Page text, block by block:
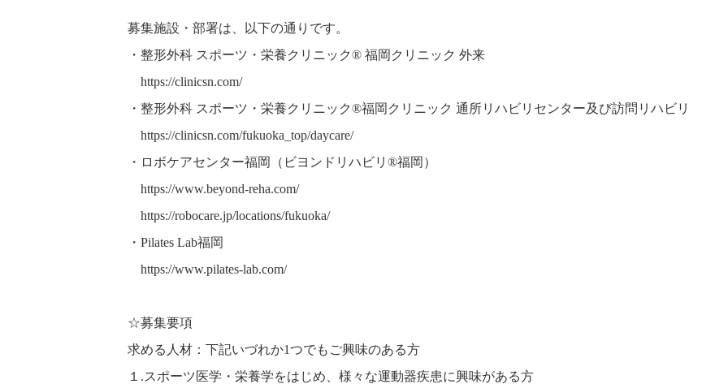
募集施設・部署は、以下の通りです。
・整形外科 スポーツ・栄養クリニック®︎ 福岡クリニック 外来
https://clinicsn.com/
・整形外科 スポーツ・栄養クリニック®︎福岡クリニック 通所リハビリセンター及び訪問リハビリ
https://clinicsn.com/fukuoka_top/daycare/
・ロボケアセンター福岡（ビヨンドリハビリ®︎福岡）
https://www.beyond-reha.com/
https://robocare.jp/locations/fukuoka/
・Pilates Lab福岡
https://www.pilates-lab.com/
☆募集要項
求める人材：下記いづれか1つでもご興味のある方
１.スポーツ医学・栄養学をはじめ、様々な運動器疾患に興味がある方